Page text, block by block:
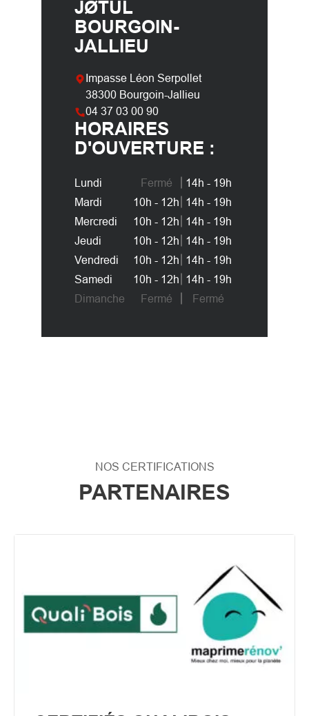
JØTUL
BOURGOIN-
JALLIEU
Impasse Léon Serpollet
38300 Bourgoin-Jallieu
04 37 03 00 90
HORAIRES
D'OUVERTURE :
Lundi Fermé
14h - 19h
Mardi
10h - 12h
14h - 19h
Mercredi
10h - 12h
14h - 19h
Jeudi
10h - 12h
14h - 19h
Vendredi
10h - 12h
14h - 19h
Samedi
10h - 12h
14h - 19h
Dimanche
Fermé Fermé
NOS CERTIFICATIONS
PARTENAIRES